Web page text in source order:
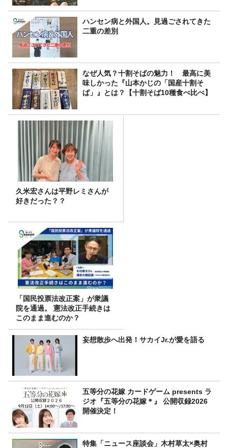
ハンセン病と外国人。見過ごされてきた
二重の差別
なぜ人気？十割そばの魅力！ 最高に美
味しかった『山本かじの「国産十割そ
ば」』とは？【十割そば10種食べ比べ】
久米宏さんは平野レミさんが
好きだった？？
「国民投票法改正案」が衆議
院を通過。 憲法改正手続きは
このまま進むのか？
妄想散歩へ出発！サカイJr.が愛を語る
五等分の花嫁 カードゲーム presents ラ
ジオ『五等分の花嫁＊』 公開収録2026
開催決定！
特集「ニュース座談会」木村草太×奥村